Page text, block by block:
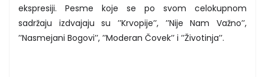
ekspresiji. Pesme koje se po svom celokupnom
sadržaju izdvajaju su ’’Krvopije’’, ’’Nije Nam Važno’’,
’’Nasmejani Bogovi’’, ’’Moderan Čovek’’ i ’’Životinja’’.